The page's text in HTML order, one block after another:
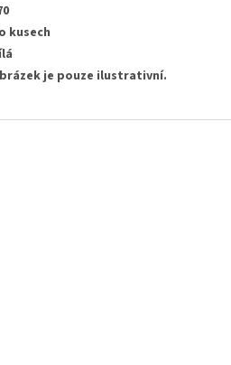
kusech
je pouze ilustrativní.